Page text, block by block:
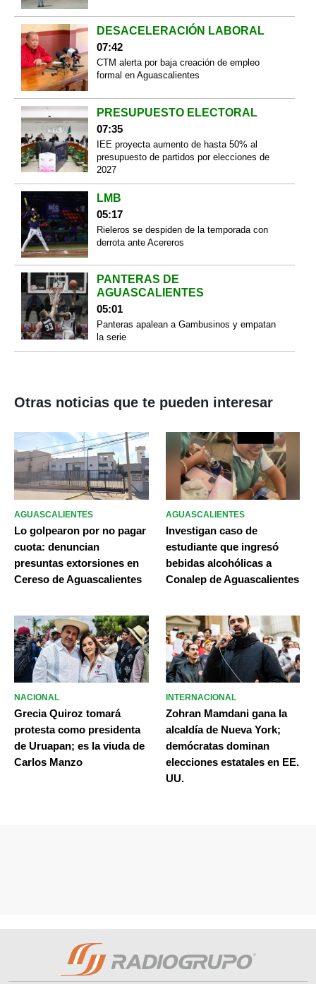
DESACELERACIÓN LABORAL
07:42
CTM alerta por baja creación de empleo
formal en Aguascalientes
PRESUPUESTO ELECTORAL
07:35
IEE proyecta aumento de hasta 50% al
presupuesto de partidos por elecciones de
2027
LMB
05:17
Rieleros se despiden de la temporada con
derrota ante Acereros
PANTERAS DE
AGUASCALIENTES
05:01
Panteras apalean a Gambusinos y empatan
la serie
Otras noticias que te pueden interesar
AGUASCALIENTES
Lo golpearon por no pagar
cuota: denuncian
presuntas extorsiones en
Cereso de Aguascalientes
AGUASCALIENTES
Investigan caso de
estudiante que ingresó
bebidas alcohólicas a
Conalep de Aguascalientes
NACIONAL
Grecia Quiroz tomará
protesta como presidenta
de Uruapan; es la viuda de
Carlos Manzo
INTERNACIONAL
Zohran Mamdani gana la
alcaldía de Nueva York;
demócratas dominan
elecciones estatales en EE.
UU.